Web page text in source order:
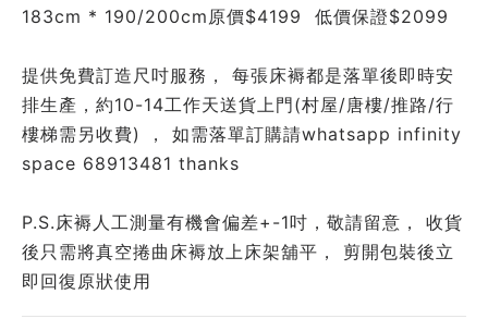
183cm * 190/200cm原價$4199 低價保證$2099
提供免費訂造尺吋服務， 每張床褥都是落單後即時安
排生產，約10-14工作天送貨上門(村屋/唐樓/推路/行
樓梯需另收費) ， 如需落單訂購請whatsapp infinity
space 68913481 thanks
P.S.床褥人工測量有機會偏差+-1吋，敬請留意， 收貨
後只需將真空捲曲床褥放上床架舖平， 剪開包裝後立
即回復原狀使用